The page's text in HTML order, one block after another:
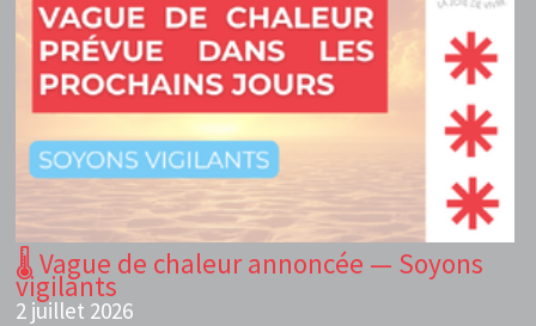
🌡️ Vague de chaleur annoncée — Soyons
vigilants
2 juillet 2026